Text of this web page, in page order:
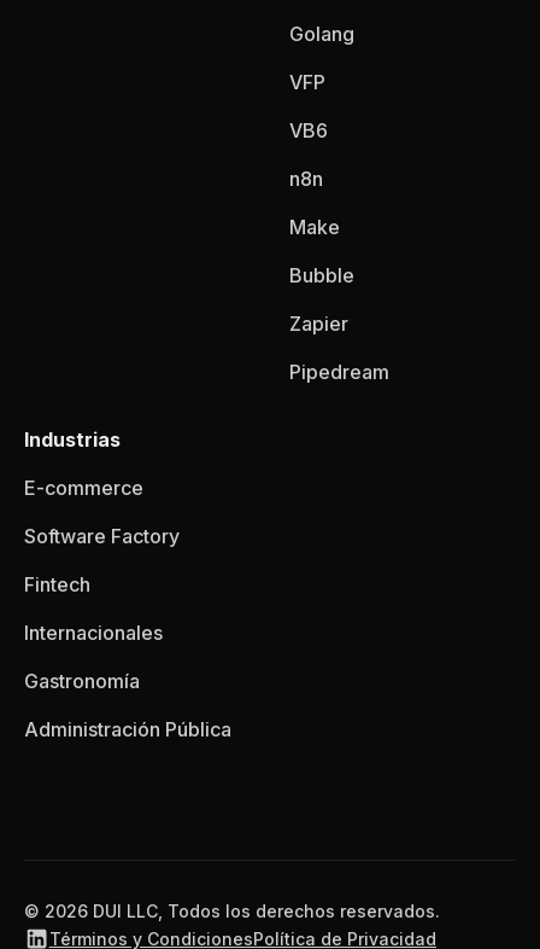
Golang
VFP
VB6
n8n
Make
Bubble
Zapier
Pipedream
Industrias
E-commerce
Software Factory
Fintech
Internacionales
Gastronomía
Administración Pública
© 2026 DUI LLC, Todos los derechos reservados.
Términos y CondicionesPolítica de Privacidad